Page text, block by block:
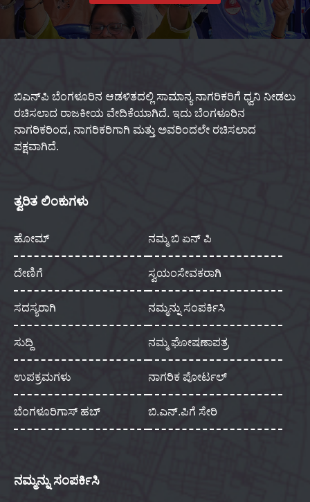
ಬಿಎನ್‌ಪಿ ಬೆಂಗಳೂರಿನ ಆಡಳಿತದಲ್ಲಿ ಸಾಮಾನ್ಯ ನಾಗರಿಕರಿಗೆ ಧ್ವನಿ ನೀಡಲು
ರಚಿಸಲಾದ ರಾಜಕೀಯ ವೇದಿಕೆಯಾಗಿದೆ. ಇದು ಬೆಂಗಳೂರಿನ
ನಾಗರಿಕರಿಂದ, ನಾಗರಿಕರಿಗಾಗಿ ಮತ್ತು ಅವರಿಂದಲೇ ರಚಿಸಲಾದ
ಪಕ್ಷವಾಗಿದೆ.
ತ್ವರಿತ ಲಿಂಕುಗಳು
ಹೋಮ್ ನಮ್ಮ ಬಿ ಏನ್ ಪಿ
ದೇಣಿಗೆ ಸ್ವಯಂಸೇವಕರಾಗಿ
ಸದಸ್ಯರಾಗಿ ನಮ್ಮನ್ನು ಸಂಪರ್ಕಿಸಿ
ಸುದ್ದಿ ನಮ್ಮ ಘೋಷಣಾಪತ್ರ
ಉಪಕ್ರಮಗಳು ನಾಗರಿಕ ಪೋರ್ಟಲ್
ಬೆಂಗಳೂರಿಗಾಸ್ ಹಬ್ ಬಿ.ಎನ್.ಪಿಗೆ ಸೇರಿ
ನಮ್ಮನ್ನು ಸಂಪರ್ಕಿಸಿ